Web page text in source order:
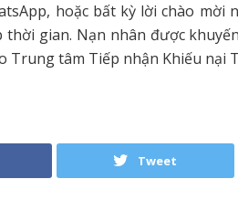
hoặc bất kỳ lời chào
thời gian. Nạn nhân được
Trung tâm Tiếp nhận Khiếu nại
Tweet